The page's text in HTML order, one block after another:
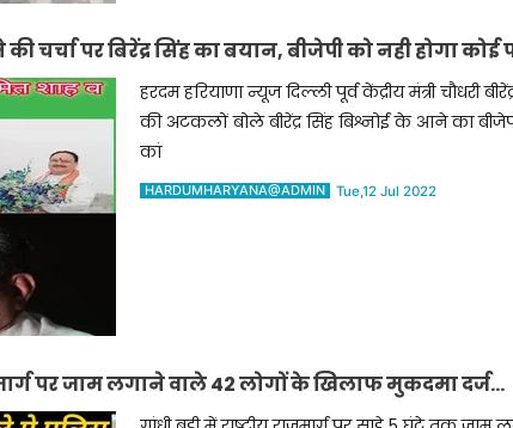
चर्चा पर बिरेंद्र सिंह का बयान, बीजेपी को नही होगा कोई
हरदम हरियाणा न्यूज दिल्ली पूर्व केंद्रीय मंत्री चौधरी
की अटकलों बोले बीरेंद्र सिंह बिश्नोई के आने का
कां
HARDUMHARYANA@ADMIN Tue,12 Jul 2022
पर जाम लगाने वाले 42 लोगों के खिलाफ मुकदमा दर्ज…